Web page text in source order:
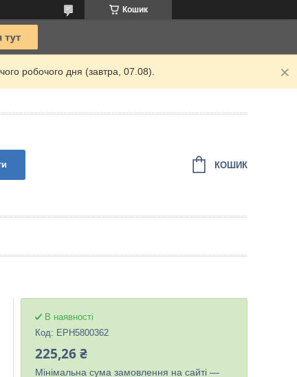
Кошик
робочого дня (завтра, 07.08).
КОШИК
В наявності
Код: EPH5800362
225,26 ₴
Мінімальна сума замовлення на сайті —